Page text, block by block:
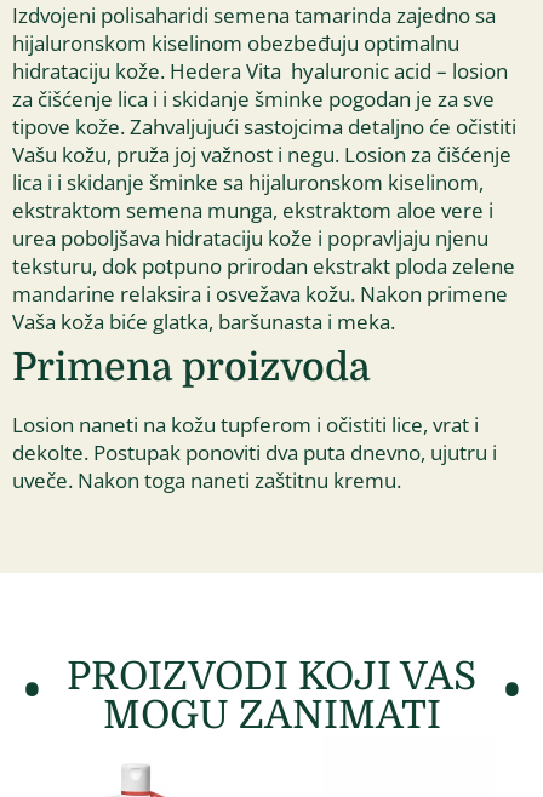
Izdvojeni polisaharidi semena tamarinda zajedno sa
hijaluronskom kiselinom obezbeđuju optimalnu
hidrataciju kože. Hedera Vita hyaluronic acid – losion
za čišćenje lica i i skidanje šminke pogodan je za sve
tipove kože. Zahvaljujući sastojcima detaljno će očistiti
Vašu kožu, pruža joj važnost i negu. Losion za čišćenje
lica i i skidanje šminke sa hijaluronskom kiselinom,
ekstraktom semena munga, ekstraktom aloe vere i
urea poboljšava hidrataciju kože i popravljaju njenu
teksturu, dok potpuno prirodan ekstrakt ploda zelene
mandarine relaksira i osvežava kožu. Nakon primene
Vaša koža biće glatka, baršunasta i meka.
Primena proizvoda
Losion naneti na kožu tupferom i očistiti lice, vrat i
dekolte. Postupak ponoviti dva puta dnevno, ujutru i
uveče. Nakon toga naneti zaštitnu kremu.
PROIZVODI KOJI VAS
MOGU ZANIMATI